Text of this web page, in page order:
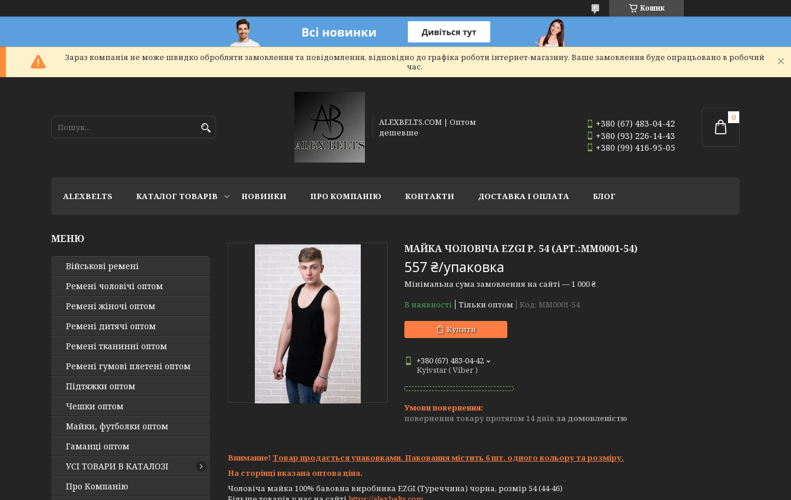
Кошик
Зараз компанія не може швидко обробляти замовлення та повідомлення, відповідно до графіка роботи інтернет-магазину. Ваше замовлення буде опрацьовано в робочий
час.
ALEXBELTS.COM | Оптом
дешевше
+380 (67) 483-04-42
+380 (93) 226-14-43
+380 (99) 416-95-05
ALEXBELTS КАТАЛОГ ТОВАРІВ НОВИНКИ ПРО КОМПАНІЮ КОНТАКТИ ДОСТАВКА І ОПЛАТА БЛОГ
МАЙКА ЧОЛОВІЧА EZGI Р. 54 (АРТ.:MM0001-54)
557 ₴/упаковка
Мінімальна сума замовлення на сайті — 1 000 ₴
В наявності
Тільки оптом Код: MM0001-54
Купити
+380 (67) 483-04-42
Kyivstar ( Viber )
повернення товару протягом 14 днів за домовленістю
Внимание! Товар продається упаковками. Паковання містить 6 шт. одного кольору та розміру.
На сторінці вказана оптова ціна.
Чоловіча майка 100% бавовна виробника EZGI (Туреччина) чорна, розмір 54 (44-46)
Військові ремені
Ремені чоловічі оптом
Ремені жіночі оптом
Ремені дитячі оптом
Ремені тканинні оптом
Ремені гумові плетені оптом
Підтяжки оптом
Чешки оптом
Майки, футболки оптом
Гаманці оптом
УСІ ТОВАРИ В КАТАЛОЗІ
Про Компанію